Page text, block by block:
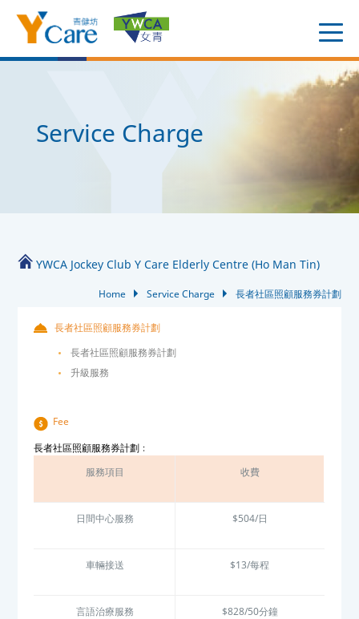
Service Charge
YWCA Jockey Club Y Care Elderly Centre (Ho Man Tin)
Home Service Charge 長者社區照顧服務券計劃
長者社區照顧服務券計劃
長者社區照顧服務券計劃
升級服務
Fee
長者社區照顧服務券計劃 ﹕
服務項目
收費
日間中心服務 $504/日
車輛接送 $13/每程
言語治療服務 $828/50分鐘